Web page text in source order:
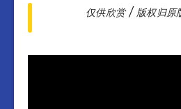
仅供欣赏 / 版权归原